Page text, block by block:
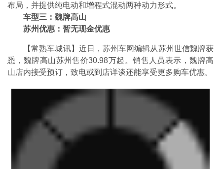
布局，并提供纯电动和增程式混动两种动力形式。
车型三：魏牌高山
苏州优惠：暂无现金优惠
【常熟车城讯】近日，苏州车网编辑从苏州世信魏牌获
悉，魏牌高山苏州售价30.98万起。销售人员表示，魏牌高
山店内接受预订，致电或到店详谈还能享受更多购车优惠。